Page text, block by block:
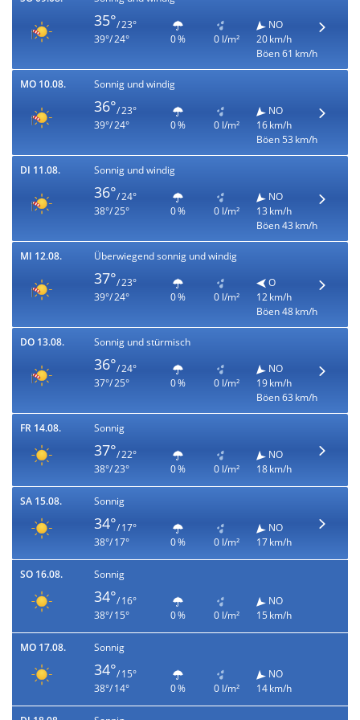
35°/ 23°
39°/ 24°
0 % 0 l/m²
NO
20 km/h
Böen 61 km/h
MO 10.08. Sonnig und windig
36°/ 23°
39°/ 24°
0 % 0 l/m²
NO
16 km/h
Böen 53 km/h
DI 11.08. Sonnig und windig
36°/ 24°
38°/ 25°
0 % 0 l/m²
NO
13 km/h
Böen 43 km/h
MI 12.08. Überwiegend sonnig und windig
37°/ 23°
39°/ 24°
0 % 0 l/m²
O
12 km/h
Böen 48 km/h
DO 13.08. Sonnig und stürmisch
36°/ 24°
37°/ 25°
0 % 0 l/m²
NO
19 km/h
Böen 63 km/h
FR 14.08. Sonnig
37°/ 22°
38°/ 23°
0 % 0 l/m²
NO
18 km/h
SA 15.08. Sonnig
34°/ 17°
38°/ 17°
0 % 0 l/m²
NO
17 km/h
SO 16.08. Sonnig
34°/ 16°
38°/ 15°
0 % 0 l/m²
NO
15 km/h
MO 17.08. Sonnig
34°/ 15°
38°/ 14°
0 % 0 l/m²
NO
14 km/h